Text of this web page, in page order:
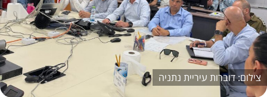
דוברות עיריית נתניה